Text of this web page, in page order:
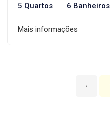
5 Quartos 6 Banheiros
Mais informações
‹